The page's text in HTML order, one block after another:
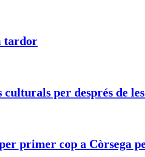
tardor
per després de
primer cop a Còrsega